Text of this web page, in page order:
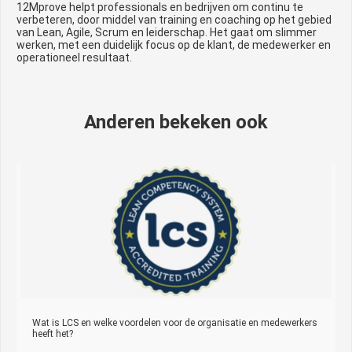
12Mprove helpt professionals en bedrijven om continu te
verbeteren, door middel van training en coaching op het gebied
van Lean, Agile, Scrum en leiderschap. Het gaat om slimmer
werken, met een duidelijk focus op de klant, de medewerker en
operationeel resultaat.
Anderen bekeken ook
Wat is LCS en welke voordelen voor de organisatie en medewerkers
heeft het?